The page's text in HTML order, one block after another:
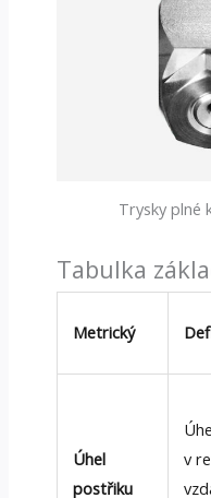
Trysky plné
Tabulka
Metrický
Úhel
postřiku
v